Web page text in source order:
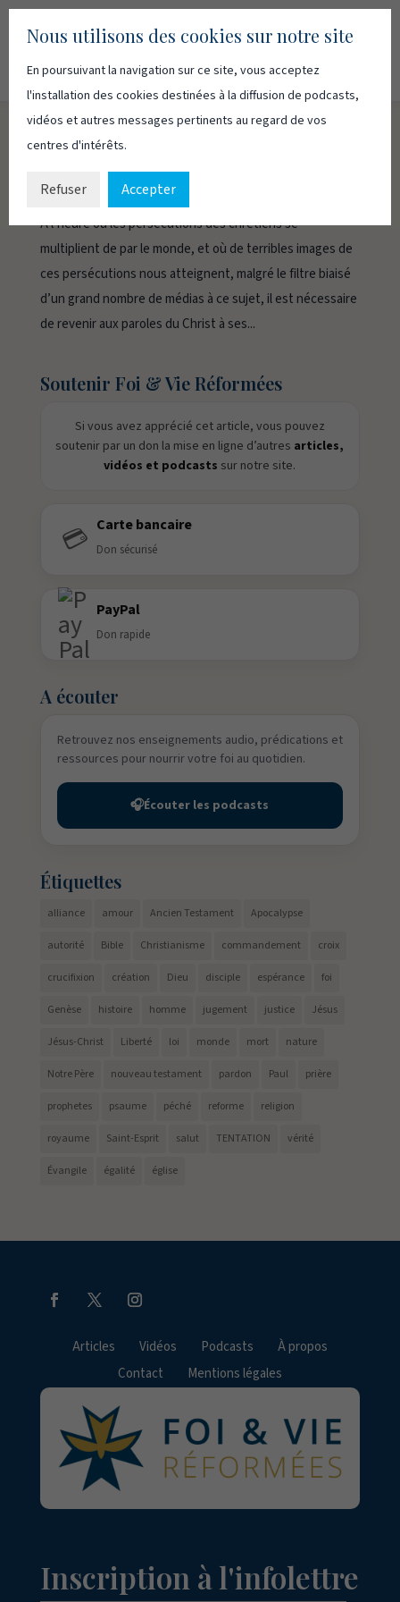
parEric Kayayan 16 février 2016
A l’heure où les persécutions des chrétiens se
multiplient de par le monde, et où de terribles images de
ces persécutions nous atteignent, malgré le filtre biaisé
d’un grand nombre de médias à ce sujet, il est nécessaire
de revenir aux paroles du Christ à ses...
Soutenir Foi & Vie Réformées
Si vous avez apprécié cet article, vous pouvez
soutenir par un don la mise en ligne d’autres articles,
vidéos et podcasts sur notre site.
💳 Carte bancaire
Don sécurisé
PayPal
Don rapide
A écouter
Retrouvez nos enseignements audio, prédications et
ressources pour nourrir votre foi au quotidien.
🎧Écouter les podcasts
Étiquettes
alliance amour Ancien Testament Apocalypse
autorité Bible Christianisme commandement croix
crucifixion création Dieu disciple espérance foi
Genèse histoire homme jugement justice Jésus
Jésus-Christ Liberté loi monde mort nature
Notre Père nouveau testament pardon Paul prière
prophetes psaume péché reforme religion
royaume Saint-Esprit salut TENTATION vérité
Évangile égalité église
Articles Vidéos Podcasts
À propos
Contact
Mentions légales
Inscription à l'infolettre
Nous utilisons des cookies sur notre site
En poursuivant la navigation sur ce site, vous acceptez
l'installation des cookies destinées à la diffusion de podcasts,
vidéos et autres messages pertinents au regard de vos
centres d'intérêts.
Refuser Accepter